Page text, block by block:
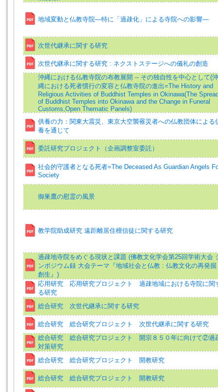
地域変動と仏教寺院―特に「過疎化」による寺院への影響―
次世代継承に関する研究
次世代継承に関する研究 : ネクストステージへの儀礼の創造
沖縄における仏教寺院の布教展開 -- その独自性を中心として(沖
縄における死者慣行の変容と仏教寺院の進出=The History and
Religious Activities of Buddhist Temples in Okinawa(The
of Buddhist Temples into Okinawa and the Change in Funeral
Customs,Open Thematic Panels)
供養の力：関東大震災、東京大空襲罹災者への仏教団体による
養を通じて
委託研究プロジェクト（企画調整室委託）
社会的守護者となる死者=The Deceased As Guardian Angels
Society
御巣鷹の慰霊の風景
教学院助成研究 遠距離居住檀信徒に関する研究
過疎地寺院をめぐる現状と課題 (佛教文化学会第25回学術大会
ンポジウム録 大会テーマ『地域社会と仏教 : 仏教文化の再発掘
創生』)
応用研究 応用研究プロジェクト 過疎地域における寺院に関
る研究
総合研究 次世代継承に関する研究
総合研究 総合研究プロジェクト 次世代継承に関する研究
総合研究 総合研究プロジェクト 開宗８５０年に向けて②過
対策研究
総合研究 総合研究プロジェクト 開教研究
総合研究 総合研究プロジェクト 開教研究